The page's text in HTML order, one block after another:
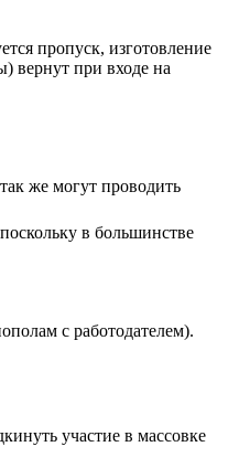
пропуск, изготовление
вернут при входе на
же могут проводить
в большинстве
с работодателем).
участие в массовке